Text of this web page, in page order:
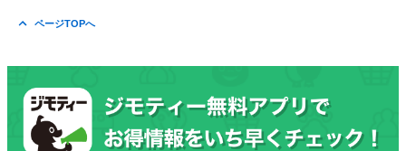
ページTOPへ